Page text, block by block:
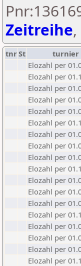
Zeitreihe,
tnrSt turnier
Elozahl per
Elozahl per
Elozahl per
Elozahl per
Elozahl per
Elozahl per
Elozahl per
Elozahl per
Elozahl per
Elozahl per
Elozahl per
Elozahl per
Elozahl per
Elozahl per
Elozahl per
Elozahl per
Elozahl per
Elozahl per